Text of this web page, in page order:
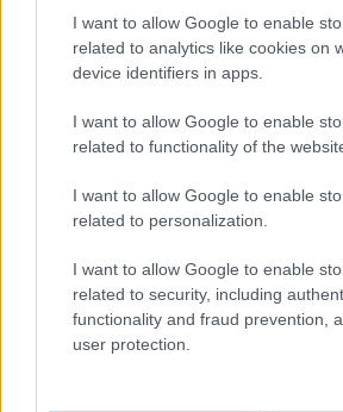
I want to allow Google to enable
related to analytics like cookies on
device identifiers in apps.
I want to allow Google to enable
related to functionality of the
I want to allow Google to enable
related to personalization.
I want to allow Google to enable
related to security, including
functionality and fraud prevention,
user protection.
A helyi Simicska kerül
Csehországban?
október 20-án és 21-én. Bár egyre
közvélemény-kutatásokra és ...